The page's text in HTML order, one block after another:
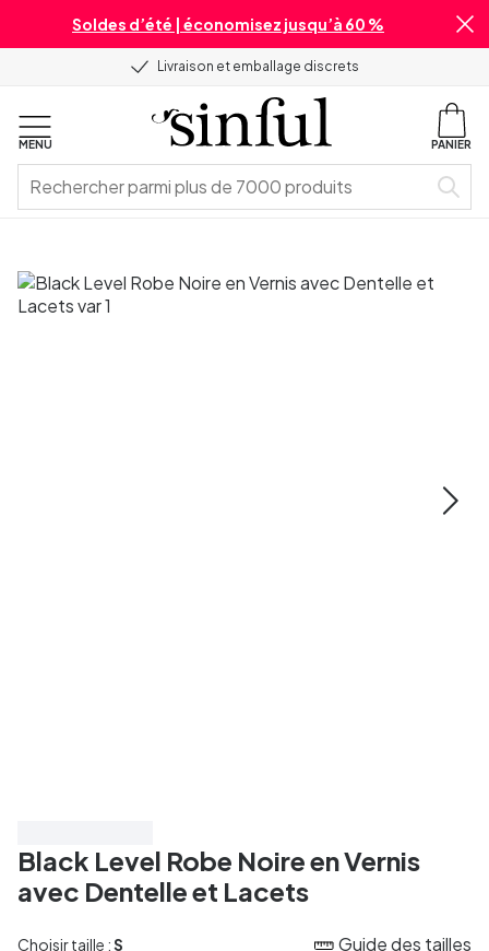
Soldes d’été | économisez jusqu’à 60 %
Livraison et emballage discrets
MENU PANIER
Black Level Robe Noire en Vernis
avec Dentelle et Lacets
Choisir taille :S Guide des tailles